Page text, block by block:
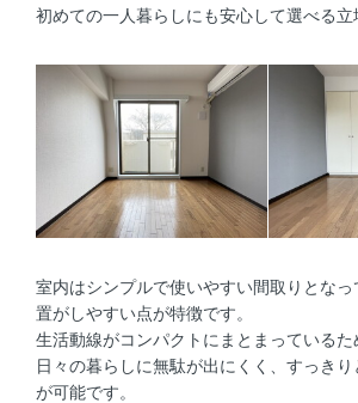
初めての一人暮らしにも安心して選べる立
室内はシンプルで使いやすい間取りとな
置がしやすい点が特徴です。
生活動線がコンパクトにまとまっているた
日々の暮らしに無駄が出にくく、すっきり
が可能です。